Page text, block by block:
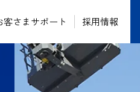
客さまサポート 採用情報